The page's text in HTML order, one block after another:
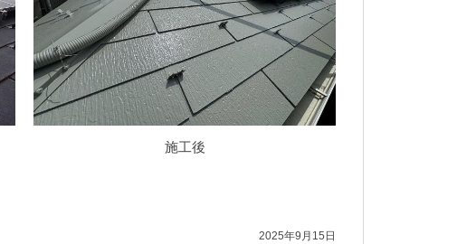
施工後
2025年9月15日